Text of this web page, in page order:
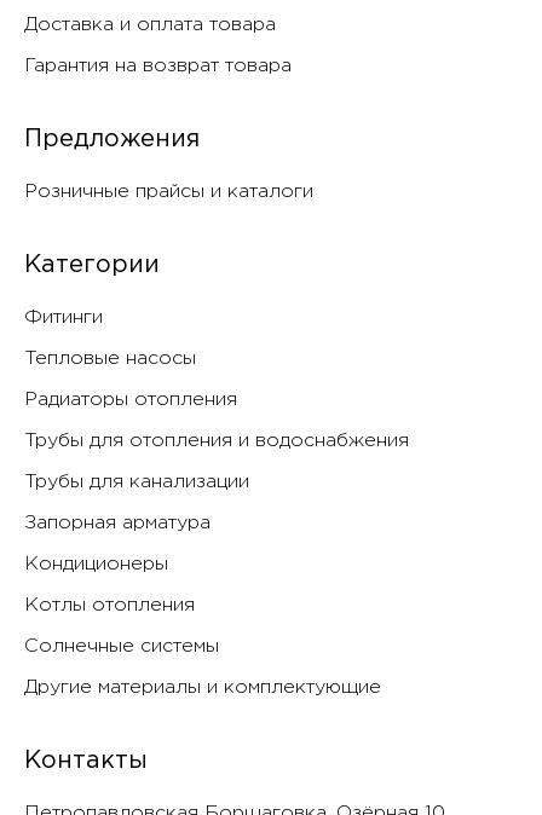
Доставка и оплата товара
Гарантия на возврат товара
Предложения
Розничные прайсы и каталоги
Категории
Фитинги
Тепловые насосы
Радиаторы отопления
Трубы для отопления и водоснабжения
Трубы для канализации
Запорная арматура
Кондиционеры
Котлы отопления
Солнечные системы
Другие материалы и комплектующие
Контакты